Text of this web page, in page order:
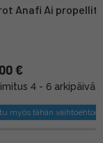
Anafi Ai propellit
€
4 - 6 arkipäivää
myös tähän